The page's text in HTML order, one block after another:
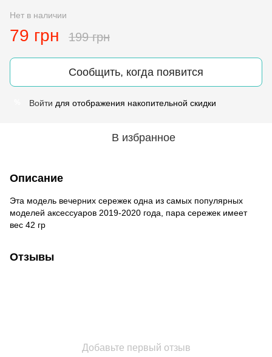
Нет в наличии
79 грн 199 грн
Сообщить, когда появится
Войти для отображения накопительной скидки
В избранное
Описание
Эта модель вечерних сережек одна из самых популярных
моделей аксессуаров 2019-2020 года, пара сережек имеет
вес 42 гр
Отзывы
Добавьте первый отзыв